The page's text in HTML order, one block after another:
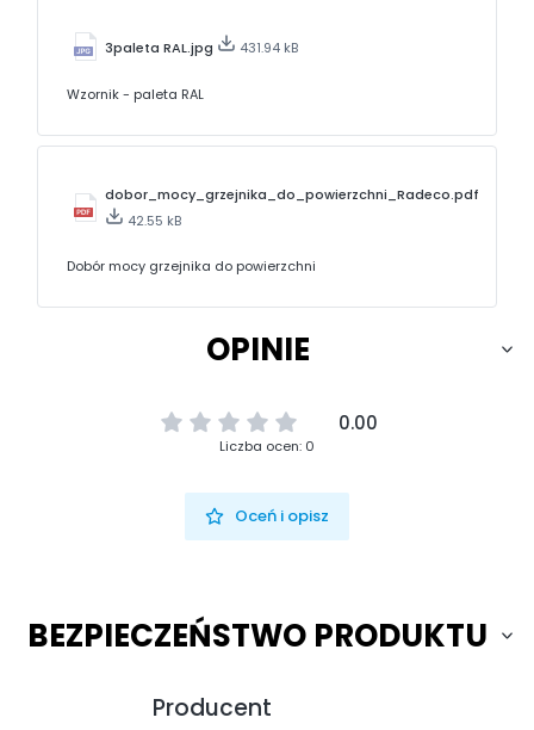
3paleta RAL.jpg 431.94 kB
Wzornik - paleta RAL
dobor_mocy_grzejnika_do_powierzchni_Radeco.pdf
42.55 kB
Dobór mocy grzejnika do powierzchni
OPINIE
0.00
Liczba ocen: 0
Oceń i opisz
BEZPIECZEŃSTWO PRODUKTU
Producent